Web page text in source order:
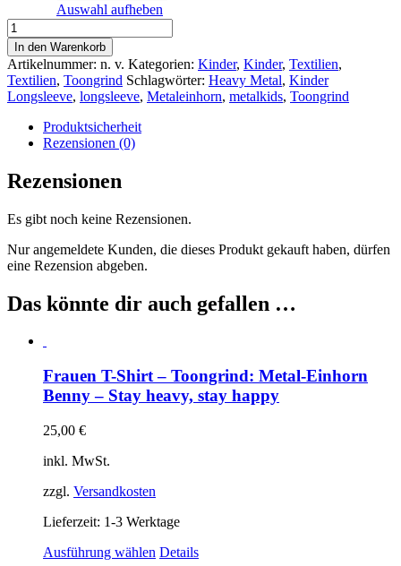
Auswahl aufheben
Kinder
Longsleeve
–
Toongrind:
Metal-
Einhorn
Benny
heavy,
stay
Menge
In den Warenkorb
Artikelnummer: n. v. Kategorien: Kinder, Kinder, Textilien,
Textilien, Toongrind Schlagwörter: Heavy Metal, Kinder
Longsleeve, longsleeve, Metaleinhorn, metalkids, Toongrind
Produktsicherheit
Rezensionen (0)
Rezensionen
Es gibt noch keine Rezensionen.
Nur angemeldete Kunden, die dieses Produkt gekauft haben, dürfen
eine Rezension abgeben.
Das könnte dir auch gefallen …
Frauen T-Shirt – Toongrind: Metal-Einhorn
Benny – Stay heavy, stay happy
25,00 €
inkl. MwSt.
zzgl. Versandkosten
Lieferzeit: 1-3 Werktage
Ausführung wählen Dieses
Details